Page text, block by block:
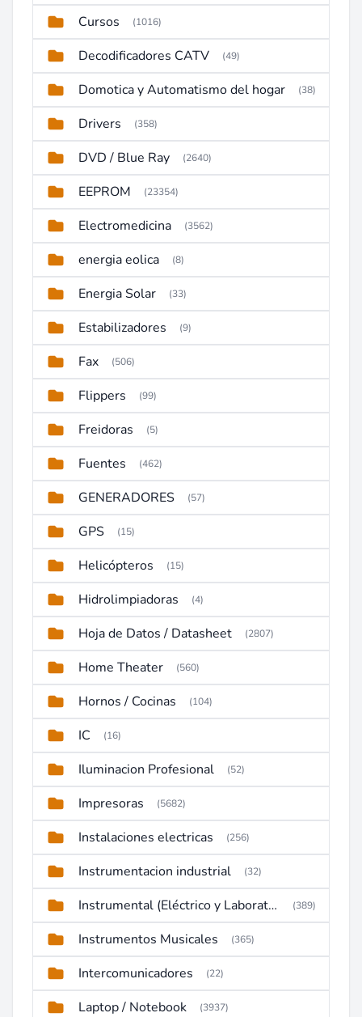
Cursos (1016)
Decodificadores CATV (49)
Domotica y Automatismo del hogar (38)
Drivers (358)
DVD / Blue Ray (2640)
EEPROM (23354)
Electromedicina (3562)
energia eolica (8)
Energia Solar (33)
Estabilizadores (9)
Fax (506)
Flippers (99)
Freidoras (5)
Fuentes (462)
GENERADORES (57)
GPS (15)
Helicópteros (15)
Hidrolimpiadoras (4)
Hoja de Datos / Datasheet (2807)
Home Theater (560)
Hornos / Cocinas (104)
IC (16)
Iluminacion Profesional (52)
Impresoras (5682)
Instalaciones electricas (256)
Instrumentacion industrial (32)
Instrumental (Eléctrico y Laboratorio) (389)
Instrumentos Musicales (365)
Intercomunicadores (22)
Laptop / Notebook (3937)